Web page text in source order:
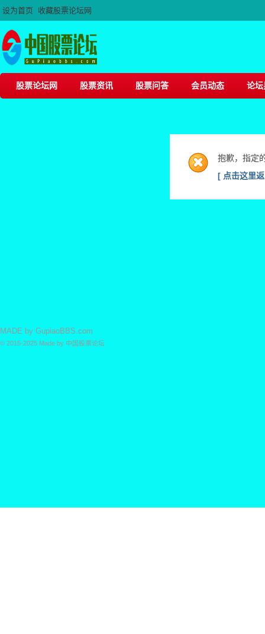
设为首页 收藏股票论坛网
股票论坛网 股票资讯 股票问答 会员动态 论坛
抱歉，指定
[ 点击这里
MADE by GupiaoBBS.com
© 2015-2025 Made by 中国股票论坛